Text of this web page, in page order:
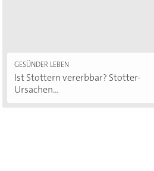
GESÜNDER LEBEN
Ist Stottern vererbbar? Stotter-
Ursachen...